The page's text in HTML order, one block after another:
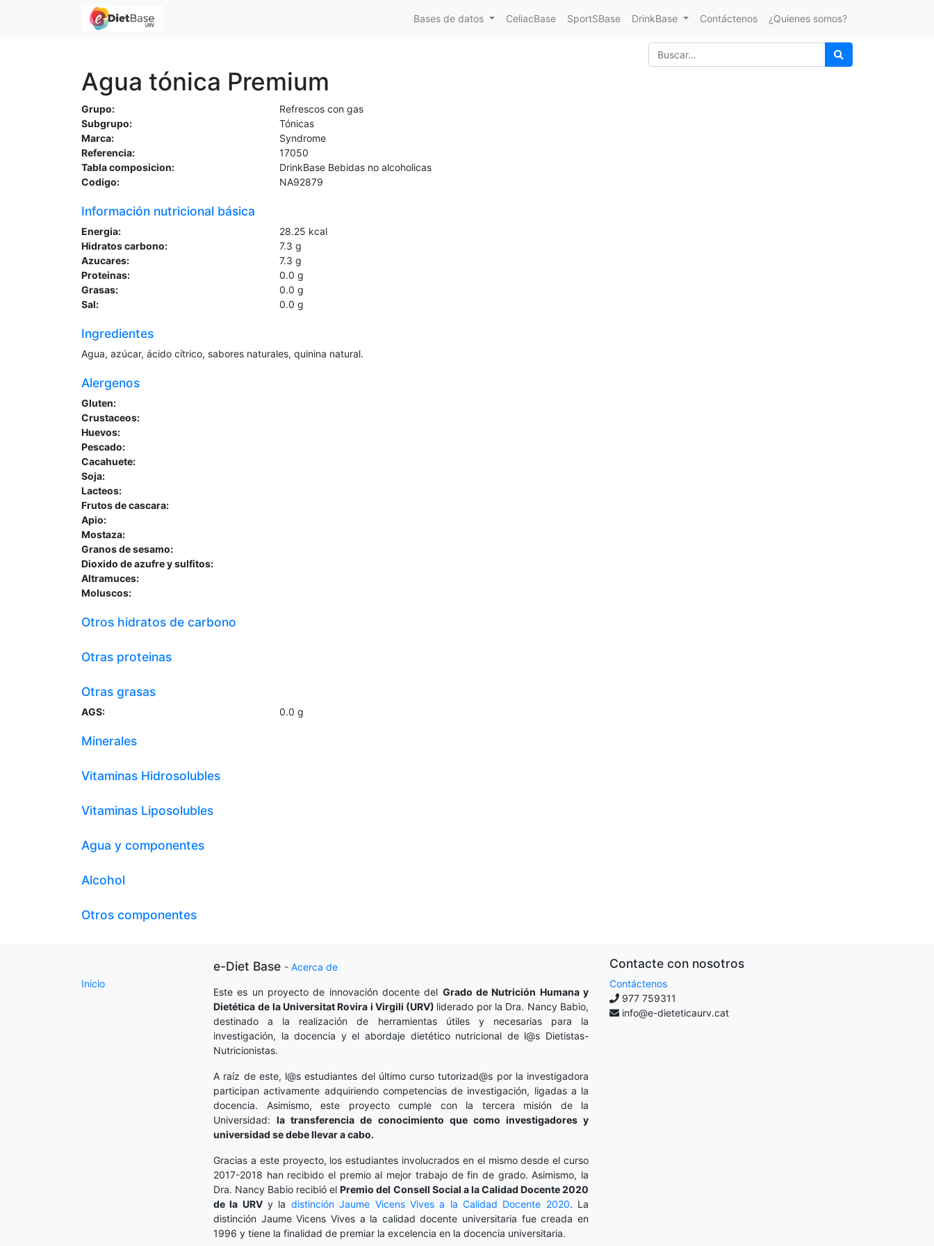
Bases de datos CeliacBase SportSBase DrinkBase Contáctenos ¿Quienes somos?
Agua tónica Premium
Grupo:
Refrescos con gas
Subgrupo:
Tónicas
Marca:
Syndrome
Referencia:
17050
Tabla composicion:
DrinkBase Bebidas no alcoholicas
Codigo:
NA92879
Información nutricional básica
Energia: 28.25 kcal
Hidratos carbono:
7.3 g
Azucares:
7.3 g
Proteinas:
0.0 g
Grasas:
0.0 g
Sal:
0.0 g
Ingredientes
Agua, azúcar, ácido cítrico, sabores naturales, quinina natural.
Alergenos
Gluten:
Crustaceos:
Huevos:
Pescado:
Cacahuete:
Soja:
Lacteos:
Frutos de cascara:
Apio:
Mostaza:
Granos de sesamo:
Dioxido de azufre y sulfitos:
Altramuces:
Moluscos:
Otros hidratos de carbono
Otras proteinas
Otras grasas
AGS: 0.0 g
Minerales
Vitaminas Hidrosolubles
Vitaminas Liposolubles
Agua y componentes
Alcohol
Otros componentes
Inicio
e-Diet Base - Acerca de
Este es un proyecto de innovación docente del Grado de Nutrición Humana y
Dietética de la Universitat Rovira i Virgili (URV) liderado por la Dra. Nancy Babio,
destinado a la realización de herramientas útiles y necesarias para la
investigación, la docencia y el abordaje dietético nutricional de l@s Dietistas-
Nutricionistas.
A raíz de este, l@s estudiantes del último curso tutorizad@s por la investigadora
participan activamente adquiriendo competencias de investigación, ligadas a la
docencia. Asimismo, este proyecto cumple con la tercera misión de la
Universidad:la transferencia de conocimiento que como investigadores y
universidad se debe llevar a cabo.
Gracias a este proyecto, los estudiantes involucrados en el mismo desde el curso
2017-2018 han recibido el premio al mejor trabajo de fin de grado. Asimismo, la
Dra. Nancy Babio recibió elPremio del Consell Social a la Calidad Docente 2020
de la URVy la distinción Jaume Vicens Vives a la Calidad Docente 2020. La
distinción Jaume Vicens Vives a la calidad docente universitaria fue creada en
1996 y tiene la finalidad de premiar la excelencia en la docencia universitaria.
Contacte con nosotros
Contáctenos
977 759311
info@e-dieteticaurv.cat